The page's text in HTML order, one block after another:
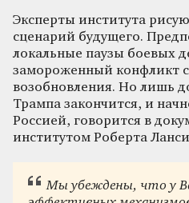
Эксперты института
сценарий будущего.
локальные паузы боевых
замороженный конфликт
возобновления. Но лишь
Трампа закончится, и
Россией, говорится в
институтом Роберта
Мы убеждены, что у